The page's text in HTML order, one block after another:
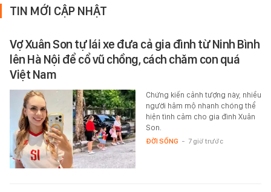
TIN MỚI CẬP NHẬT
Vợ Xuân Son tự lái xe đưa cả gia đình từ Ninh Bình
lên Hà Nội để cổ vũ chồng, cách chăm con quá
Việt Nam
Chứng kiến cảnh tượng này, nhiều
người hâm mộ nhanh chóng thể
hiện tình cảm cho gia đình Xuân
Son.
ĐỜI SỐNG - 7 giờ trước